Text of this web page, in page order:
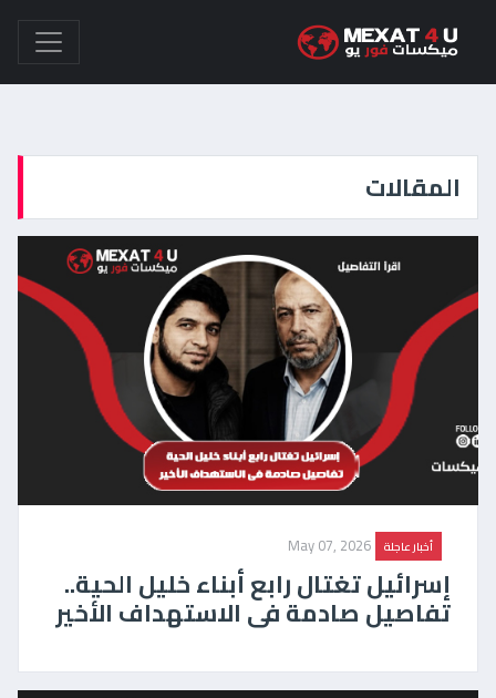
المقالات
أخبار عاجلة May 07, 2026
إسرائيل تغتال رابع أبناء خليل الحية..
تفاصيل صادمة فى الاستهداف الأخير